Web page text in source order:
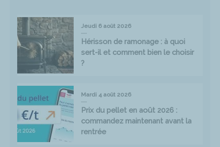
Jeudi 6 août 2026
Hérisson de ramonage : à quoi
sert-il et comment bien le choisir
?
Mardi 4 août 2026
Prix du pellet en août 2026 :
commandez maintenant avant la
rentrée